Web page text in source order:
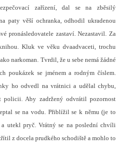
zařízení, dal se na zběsilý
paty věší ochranka, odhodil ukradenou
pronásledovatele zastaví. Nezastavil. Za
Kluk ve věku dvaadvaceti, trochu
narkoman. Tvrdil, že u sebe nemá žádné
poukázek se jménem a rodným číslem.
ho odvedl na vrátnici a udělal chybu,
Aby zadržený odvrátil pozornost
se na vodu. Přiblížil se k němu (je to
utekl pryč. Vrátný se na poslední chvíli
z docela prudkého schodiště a mohlo to